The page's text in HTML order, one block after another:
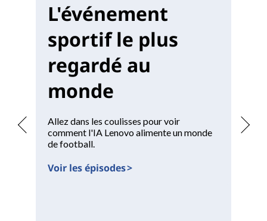
L'événement
sportif le plus
regardé au
monde
Allez dans les coulisses pour voir
comment l'IA Lenovo alimente un monde
de football.
Voir les épisodes >